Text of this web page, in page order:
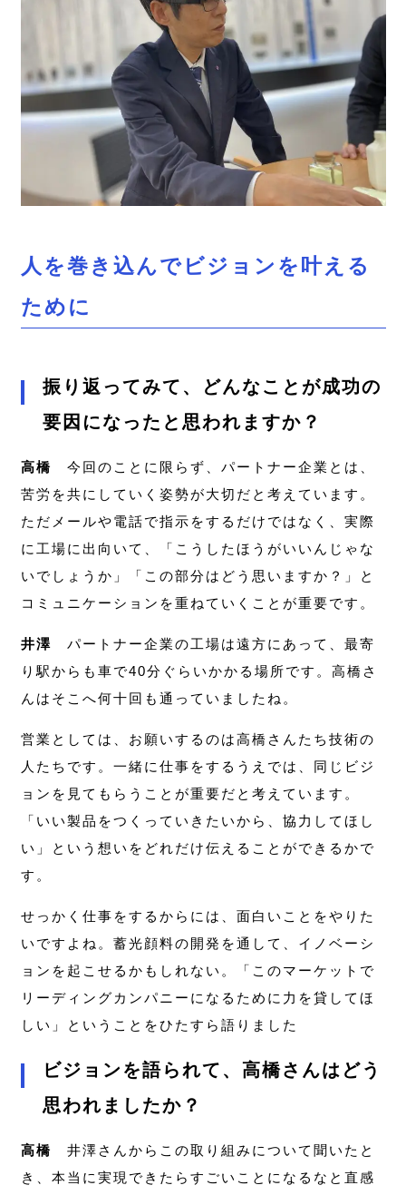
人を巻き込んでビジョンを叶える
ために
振り返ってみて、どんなことが成功の
要因になったと思われますか？
高橋 今回のことに限らず、パートナー企業とは、
苦労を共にしていく姿勢が大切だと考えています。
ただメールや電話で指示をするだけではなく、実際
に工場に出向いて、「こうしたほうがいいんじゃな
いでしょうか」「この部分はどう思いますか？」と
コミュニケーションを重ねていくことが重要です。
井澤 パートナー企業の工場は遠方にあって、最寄
り駅からも車で40分ぐらいかかる場所です。高橋さ
んはそこへ何十回も通っていましたね。
営業としては、お願いするのは高橋さんたち技術の
人たちです。一緒に仕事をするうえでは、同じビジ
ョンを見てもらうことが重要だと考えています。
「いい製品をつくっていきたいから、協力してほし
い」という想いをどれだけ伝えることができるかで
す。
せっかく仕事をするからには、面白いことをやりた
いですよね。蓄光顔料の開発を通して、イノベーシ
ョンを起こせるかもしれない。「このマーケットで
リーディングカンパニーになるために力を貸してほ
しい」ということをひたすら語りました
ビジョンを語られて、高橋さんはどう
思われましたか？
高橋 井澤さんからこの取り組みについて聞いたと
き、本当に実現できたらすごいことになるなと直感